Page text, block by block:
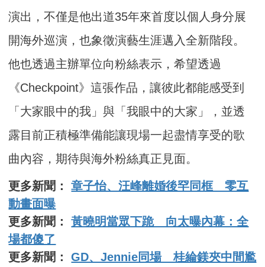
演出，不僅是他出道35年來首度以個人身分展
開海外巡演，也象徵演藝生涯邁入全新階段。
他也透過主辦單位向粉絲表示，希望透過
《Checkpoint》這張作品，讓彼此都能感受到
「大家眼中的我」與「我眼中的大家」，並透
露目前正積極準備能讓現場一起盡情享受的歌
曲內容，期待與海外粉絲真正見面。
更多新聞：章子怡、汪峰離婚後罕同框 零互
動畫面曝
更多新聞：黃曉明當眾下跪 向太曝內幕：全
場都傻了
更多新聞：GD、Jennie同場 桂綸鎂夾中間尷